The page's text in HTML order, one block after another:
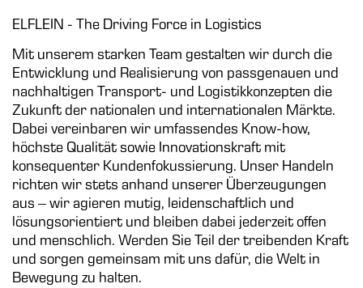
ELFLEIN - The Driving Force in Logistics
Mit unserem starken Team gestalten wir durch die
Entwicklung und Realisierung von passgenauen und
nachhaltigen Transport- und Logistikkonzepten die
Zukunft der nationalen und internationalen Märkte.
Dabei vereinbaren wir umfassendes Know-how,
höchste Qualität sowie Innovationskraft mit
konsequenter Kundenfokussierung. Unser Handeln
richten wir stets anhand unserer Überzeugungen
aus – wir agieren mutig, leidenschaftlich und
lösungsorientiert und bleiben dabei jederzeit offen
und menschlich. Werden Sie Teil der treibenden Kraft
und sorgen gemeinsam mit uns dafür, die Welt in
Bewegung zu halten.